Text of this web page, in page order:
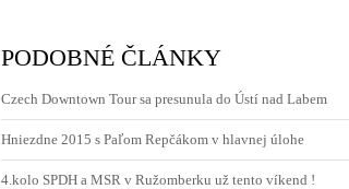
PODOBNÉ ČLÁNKY
Czech Downtown Tour sa presunula do Ústí nad Labem
Hniezdne 2015 s Paľom Repčákom v hlavnej úlohe
4.kolo SPDH a MSR v Ružomberku už tento víkend !